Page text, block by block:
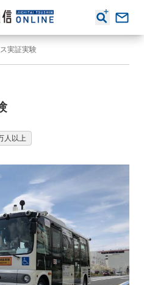
実証実験
人以上